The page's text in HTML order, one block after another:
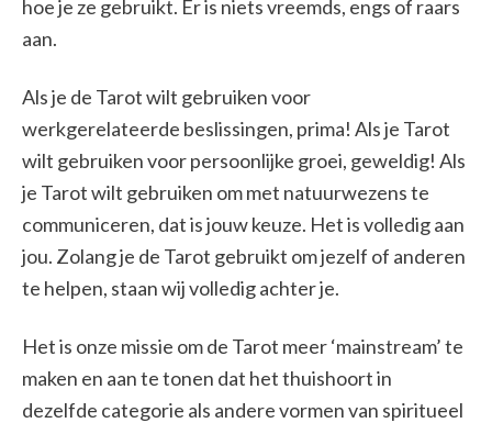
hoe je ze gebruikt. Er is niets vreemds, engs of raars
aan.
Als je de Tarot wilt gebruiken voor
werkgerelateerde beslissingen, prima! Als je Tarot
wilt gebruiken voor persoonlijke groei, geweldig! Als
je Tarot wilt gebruiken om met natuurwezens te
communiceren, dat is jouw keuze. Het is volledig aan
jou. Zolang je de Tarot gebruikt om jezelf of anderen
te helpen, staan wij volledig achter je.
Het is onze missie om de Tarot meer ‘mainstream’ te
maken en aan te tonen dat het thuishoort in
dezelfde categorie als andere vormen van spiritueel